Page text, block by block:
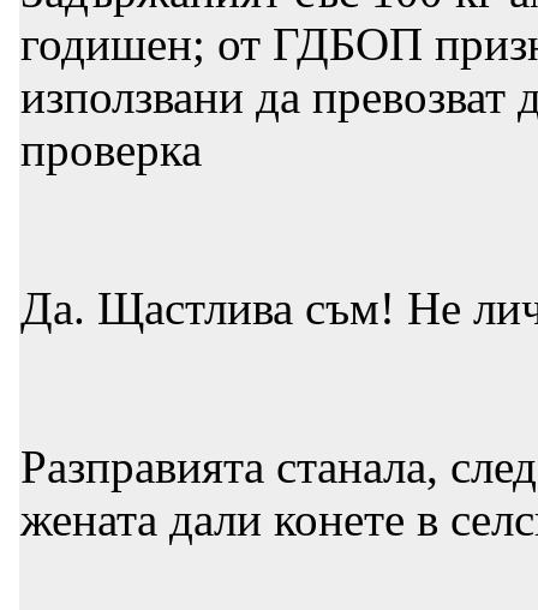
годишен; от ГДБОП
използвани да превозват
проверка
Да. Щастлива съм! Не
Разправията станала,
жената дали конете в